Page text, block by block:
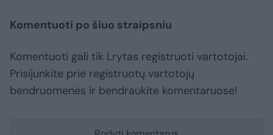
Komentuoti po šiuo straipsniu
Komentuoti gali tik Lrytas registruoti vartotojai.
Prisijunkite prie registruotų vartotojų
bendruomenės ir bendraukite komentaruose!